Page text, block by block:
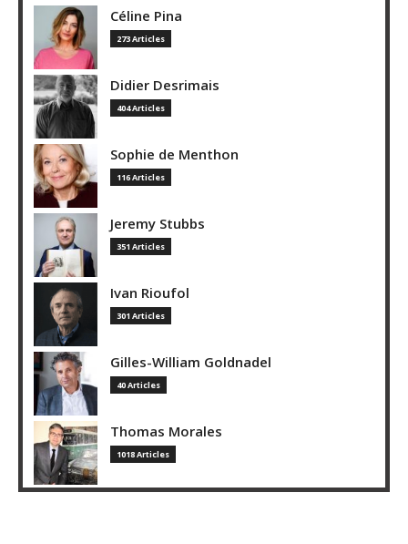
Céline Pina
273 Articles
Didier Desrimais
404 Articles
Sophie de Menthon
116 Articles
Jeremy Stubbs
351 Articles
Ivan Rioufol
301 Articles
Gilles-William Goldnadel
40 Articles
Thomas Morales
1018 Articles